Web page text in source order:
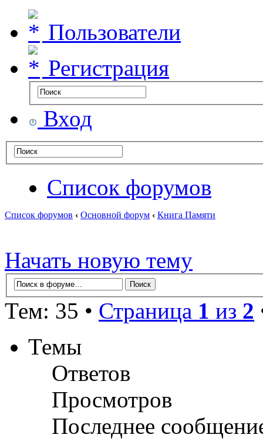
Пользователи
Регистрация
Вход
Список форумов
Список форумов ‹ Основной форум ‹ Книга Памяти
Начать новую тему
Тем: 35 • Страница 1 из 2
Темы
Ответов
Просмотров
Последнее